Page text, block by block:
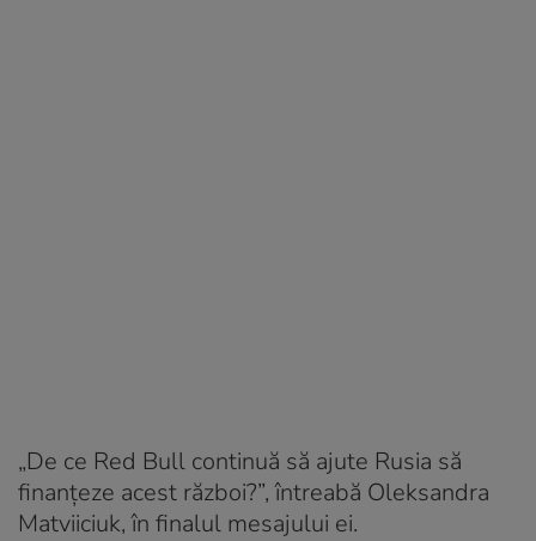
„De ce Red Bull continuă să ajute Rusia să
finanțeze acest război?”, întreabă Oleksandra
Matviiciuk, în finalul mesajului ei.